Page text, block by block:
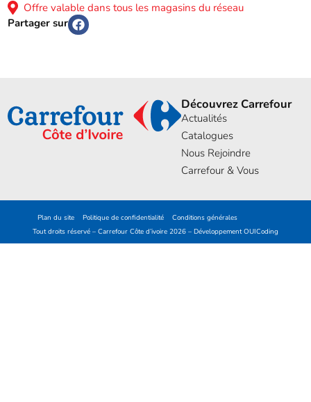
Offre valable dans tous les magasins du réseau
Partager sur
Découvrez Carrefour
Actualités
Catalogues
Nous Rejoindre
Carrefour & Vous
Plan du site Politique de confidentialité
Conditions générales
Tout droits réservé – Carrefour Côte d’ivoire 2026 – DéveloppementOUICoding